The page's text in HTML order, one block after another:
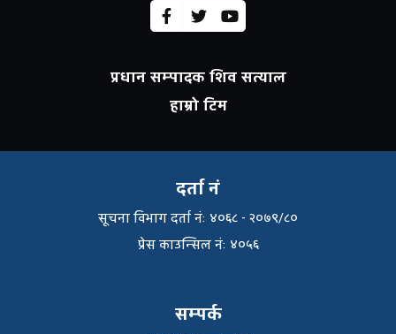
प्रधान सम्पादक शिव सत्याल
हाम्रो टिम
दर्ता नं
सूचना विभाग दर्ता नंः ४०६८ - २०७९/८०
प्रेस काउन्सिल नंः ४०५६
सम्पर्क